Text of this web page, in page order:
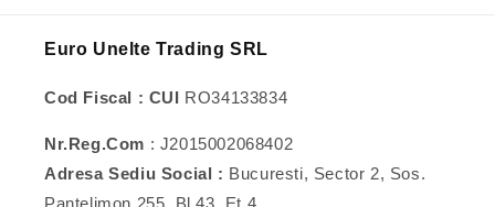
Euro Unelte Trading SRL
Cod Fiscal : CUI RO34133834
Nr.Reg.Com : J2015002068402
Adresa Sediu Social : Bucuresti, Sector 2, Sos.
Pantelimon 255, Bl.43, Et.4